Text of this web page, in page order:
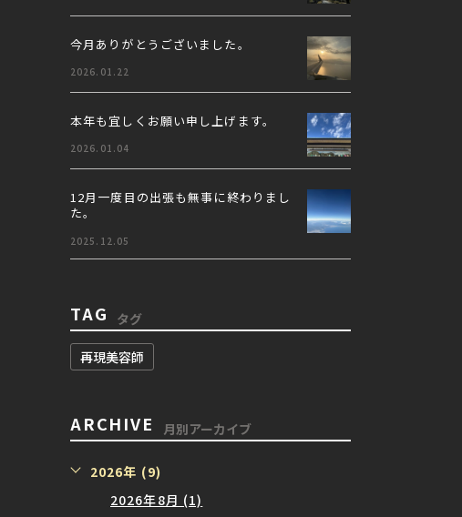
今月ありがとうございました。
2026.01.22
本年も宜しくお願い申し上げます。
2026.01.04
12月一度目の出張も無事に終わりまし
た。
2025.12.05
TAG タグ
再現美容師
ARCHIVE 月別アーカイブ
2026年 (9)
2026年8月 (1)